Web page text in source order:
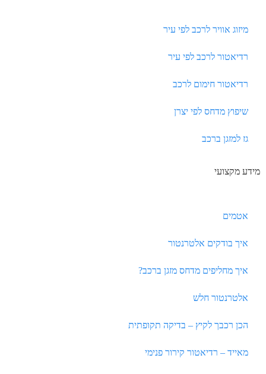
מיזוג אוויר לרכב לפי עיר
רדיאטור לרכב לפי עיר
רדיאטור חימום לרכב
שיפוץ מדחס לפי יצרן
גז למזגן ברכב
מידע מקצועי
אטמים
איך בודקים אלטרנטור
איך מחליפים מדחס מזגן ברכב?
אלטרנטור חלש
הכן רכבך לקיץ – בדיקה תקופתית
מאייד – רדיאטור קירור פנימי